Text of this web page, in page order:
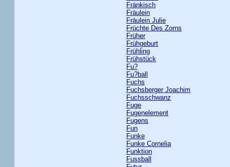
Fränkisch
Fräulein
Fräulein Julie
Früchte Des Zorns
Früher
Frühgeburt
Frühling
Frühstück
Fu?
Fu?ball
Fuchs
Fuchsberger Joachim
Fuchsschwanz
Fuge
Fugenelement
Fugens
Fun
Funke
Funke Cornelia
Funktion
Fussball